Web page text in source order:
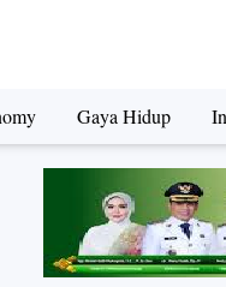
Gaya Hidup